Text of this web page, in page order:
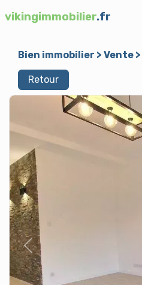
vikingimmobilier.fr
Bien immobilier > Vente>
Retour
Previous